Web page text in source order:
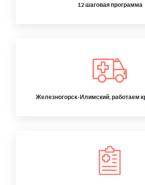
12 шаговая программа
Железногорск-Илимский, работаем